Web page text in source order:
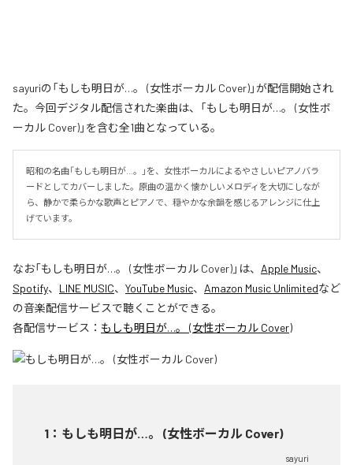
sayuriの「もしも明日が…。 (女性ボーカル Cover)」が配信開始され
た。今回デジタル配信された楽曲は、「もしも明日が…。 (女性ボ
ーカル Cover)」を含む全1曲となっている。
昭和の名曲「もしも明日が…。」を、女性ボーカルによるやさしいピアノバラ
ードとしてカバーしました。原曲の温かく懐かしいメロディを大切にしなが
ら、静かで柔らかな歌声とピアノで、穏やかな余韻を感じるアレンジに仕上
げています。
なお「もしも明日が…。 (女性ボーカル Cover)」は、 Apple Music、
Spotify、 LINE MUSIC、 YouTube Music、 Amazon Music Unlimitedなど
の音楽配信サービスで聴くことができる。
各配信サービス： もしも明日が…。 (女性ボーカル Cover)
1 ： もしも明日が…。 (女性ボーカル Cover)
sayuri